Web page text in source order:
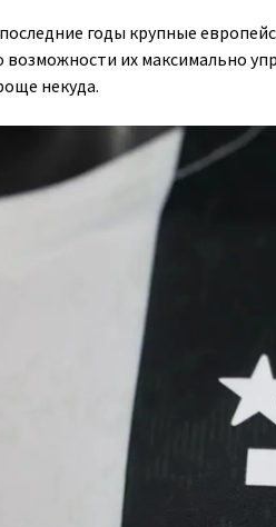
годы крупные
возможности их максимально
некуда.